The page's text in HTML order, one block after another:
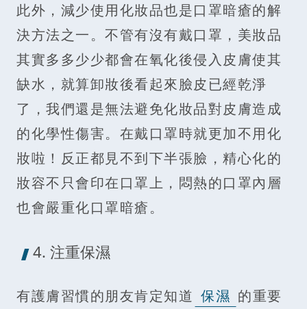
此外，減少使用化妝品也是口罩暗瘡的解
決方法之一。不管有沒有戴口罩，美妝品
其實多多少少都會在氧化後侵入皮膚使其
缺水，就算卸妝後看起來臉皮已經乾淨
了，我們還是無法避免化妝品對皮膚造成
的化學性傷害。在戴口罩時就更加不用化
妝啦！反正都見不到下半張臉，精心化的
妝容不只會印在口罩上，悶熱的口罩內層
也會嚴重化口罩暗瘡。
4. 注重保濕
有護膚習慣的朋友肯定知道 保濕 的重要